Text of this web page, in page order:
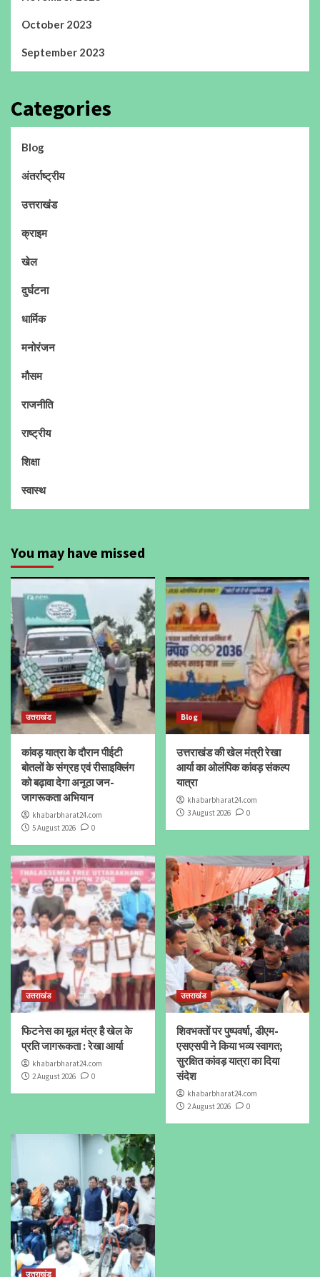
October 2023
September 2023
Categories
Blog
अंतर्राष्ट्रीय
उत्तराखंड
क्राइम
खेल
दुर्घटना
धार्मिक
मनोरंजन
मौसम
राजनीति
राष्ट्रीय
शिक्षा
स्वास्थ
You may have missed
उत्तराखंड
कांवड़ यात्रा के दौरान पीईटी
बोतलों के संग्रह एवं रीसाइक्लिंग
को बढ़ावा देगा अनूठा जन-
जागरूकता अभियान
khabarbharat24.com
5 August 2026
0
Blog
उत्तराखंड की खेल मंत्री रेखा
आर्या का ओलंपिक कांवड़ संकल्प
यात्रा
khabarbharat24.com
3 August 2026
0
उत्तराखंड
फिटनेस का मूल मंत्र है खेल के
प्रति जागरूकता : रेखा आर्या
khabarbharat24.com
2 August 2026
0
उत्तराखंड
शिवभक्तों पर पुष्पवर्षा, डीएम-
एसएसपी ने किया भव्य स्वागत;
सुरक्षित कांवड़ यात्रा का दिया
संदेश
khabarbharat24.com
2 August 2026
0
उत्तराखंड